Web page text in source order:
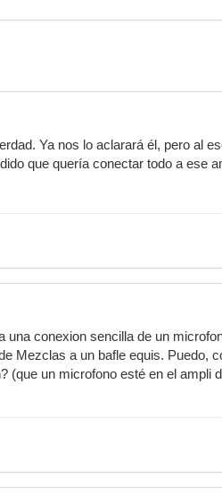
Ya nos lo aclarará él, pero al
que quería conectar todo a ese
conexion sencilla de un
Mezclas a un bafle equis. Puedo,
un microfono esté en el ampli